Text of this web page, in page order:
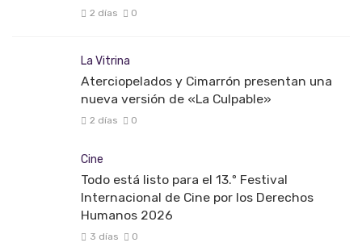
2 días 0
La Vitrina
Aterciopelados y Cimarrón presentan una
nueva versión de «La Culpable»
2 días 0
Cine
Todo está listo para el 13.º Festival
Internacional de Cine por los Derechos
Humanos 2026
3 días 0